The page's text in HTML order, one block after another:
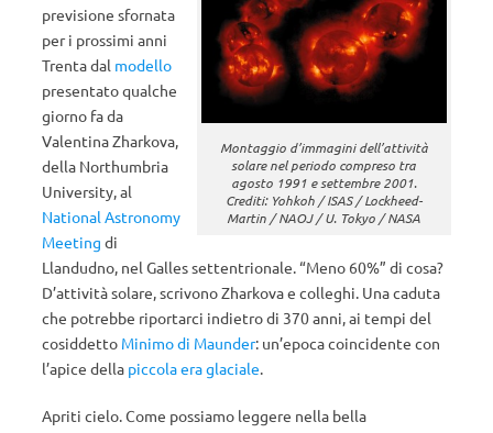
Montaggio d’immagini dell’attività
solare nel periodo compreso tra
agosto 1991 e settembre 2001.
Crediti: Yohkoh / ISAS / Lockheed-
Martin / NAOJ / U. Tokyo / NASA
previsione sfornata
per i prossimi anni
Trenta dal modello
presentato qualche
giorno fa da
Valentina Zharkova,
della Northumbria
University, al
National Astronomy
Meeting di
Llandudno, nel Galles settentrionale. “Meno 60%” di cosa?
D’attività solare, scrivono Zharkova e colleghi. Una caduta
che potrebbe riportarci indietro di 370 anni, ai tempi del
cosiddetto Minimo di Maunder: un’epoca coincidente con
l’apice della piccola era glaciale.
Apriti cielo. Come possiamo leggere nella bella